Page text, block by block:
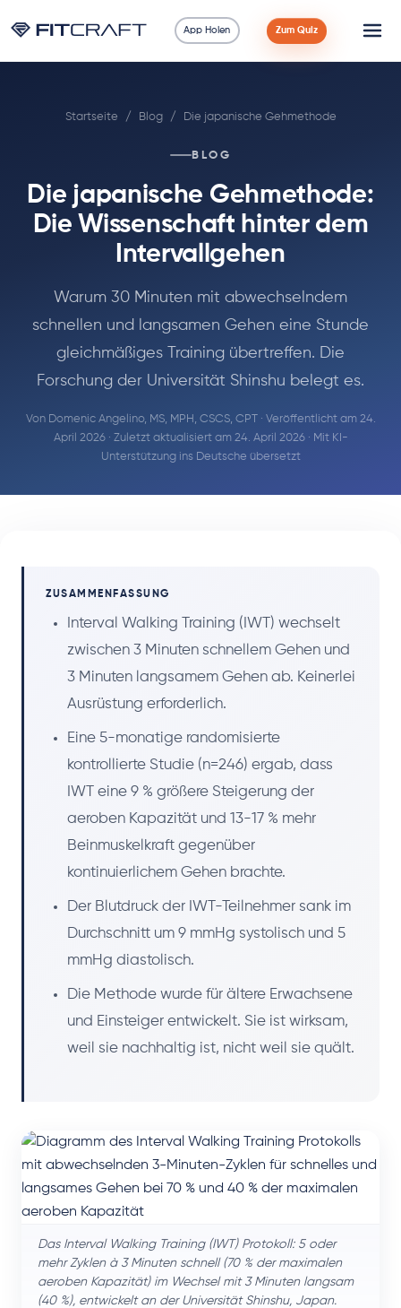
App Holen Zum Quiz
Ratgeber
90 Tage
Rechner
Startseite / Blog / Die japanische Gehmethode
BLOG
Die japanische Gehmethode:
Die Wissenschaft hinter dem
Intervallgehen
Warum 30 Minuten mit abwechselndem
schnellen und langsamen Gehen eine Stunde
gleichmäßiges Training übertreffen. Die
Forschung der Universität Shinshu belegt es.
Von Domenic Angelino, MS, MPH, CSCS, CPT· Veröffentlicht am 24.
April 2026 · Zuletzt aktualisiert am 24. April 2026 · Mit KI-
Unterstützung ins Deutsche übersetzt
ZUSAMMENFASSUNG
Interval Walking Training (IWT) wechselt
zwischen 3 Minuten schnellem Gehen und
3 Minuten langsamem Gehen ab. Keinerlei
Ausrüstung erforderlich.
Eine 5-monatige randomisierte
kontrollierte Studie (n=246) ergab, dass
IWT eine 9 % größere Steigerung der
aeroben Kapazität und 13-17 % mehr
Beinmuskelkraft gegenüber
kontinuierlichem Gehen brachte.
Der Blutdruck der IWT-Teilnehmer sank im
Durchschnitt um 9 mmHg systolisch und 5
mmHg diastolisch.
Die Methode wurde für ältere Erwachsene
und Einsteiger entwickelt. Sie ist wirksam,
weil sie nachhaltig ist, nicht weil sie quält.
Das Interval Walking Training (IWT) Protokoll: 5 oder
mehr Zyklen à 3 Minuten schnell (70 % der maximalen
aeroben Kapazität) im Wechsel mit 3 Minuten langsam
(40 %), entwickelt an der Universität Shinshu, Japan.